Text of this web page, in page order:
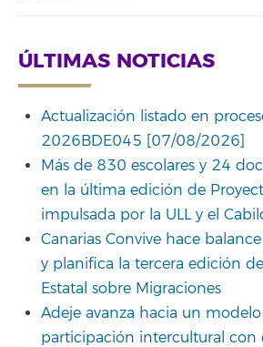
ÚLTIMAS NOTICIAS
Actualización listado en
2026BDE045 [07/08/2026]
Más de 830 escolares y 24
en la última edición de
impulsada por la ULL y el
Canarias Convive hace
y planifica la tercera edición
Estatal sobre Migraciones
Adeje avanza hacia un
participación intercultural con